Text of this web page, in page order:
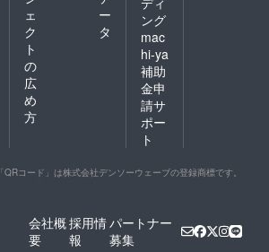
ェ
ク
ト
の
広
め
方
ー
タ
ング
mac
hi-ya
補助
金申
請サ
ポー
ト
「QRコード」は株式会社デンソーウェーブの登録商標です。
会社概
要
採用情
報
パートナー
募集